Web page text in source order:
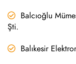
Balcıoğlu
Şti.
Balıkesir